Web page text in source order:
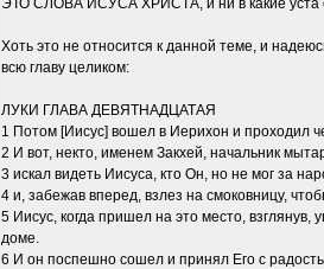
ЭТО СЛОВА ИСУСА ХРИСТА, и ни в какие
Хоть это не относится к данной теме, и
всю главу целиком:
ЛУКИ ГЛАВА ДЕВЯТНАДЦАТАЯ
1 Потом [Иисус] вошел в Иерихон и проходил
2 И вот, некто, именем Закхей, начальник
3 искал видеть Иисуса, кто Он, но не мог за
4 и, забежав вперед, взлез на смоковницу,
5 Иисус, когда пришел на это место, взглянув,
доме.
6 И он поспешно сошел и принял Его с